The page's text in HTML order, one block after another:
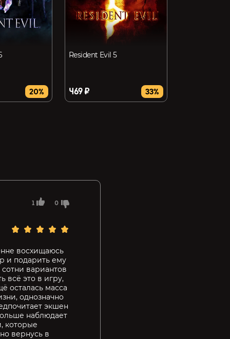
20%
Resident Evil 5
469 ₽ 33%
1 0
восхищаюсь
и подарить ему
вариантов
всё это в игру,
осталась масса
однозначно
экшен
наблюдает
которые
вернусь в